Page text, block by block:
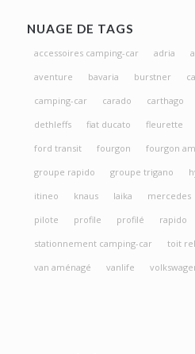
NUAGE DE TAGS
accessoires camping-car adria
aventure
bavaria burstner
camping-car
carado carthago
dethleffs
fiat ducato fleurette
ford transit
fourgon fourgon
groupe rapido
groupe trigano
itineo
knaus laika mercedes
pilote
profile profilé rapido
stationnement camping-car
toit
van aménagé
vanlife